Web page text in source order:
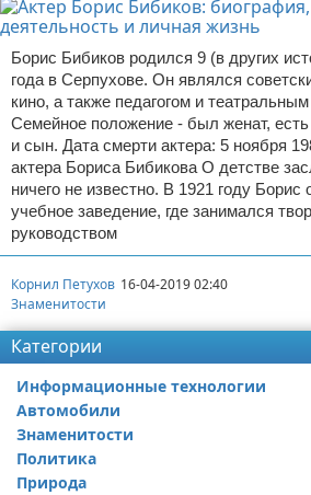
Борис Бибиков родился 9 (в других
года в Серпухове. Он являлся
кино, а также педагогом и
Семейное положение - был женат,
и сын. Дата смерти актера: 5 ноября
актера Бориса Бибикова О детстве
ничего не известно. В 1921 году Борис
учебное заведение, где занимался
руководством
Корнил Петухов 16-04-2019 02:40
Знаменитости
Категории
Информационные технологии
Автомобили
Знаменитости
Политика
Природа